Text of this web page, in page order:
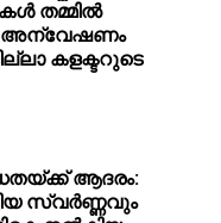
തമ്മിൽ
അന്വേഷണം
കളക്ടറുടെ
ആദരം:
സ്വർണ്ണവും